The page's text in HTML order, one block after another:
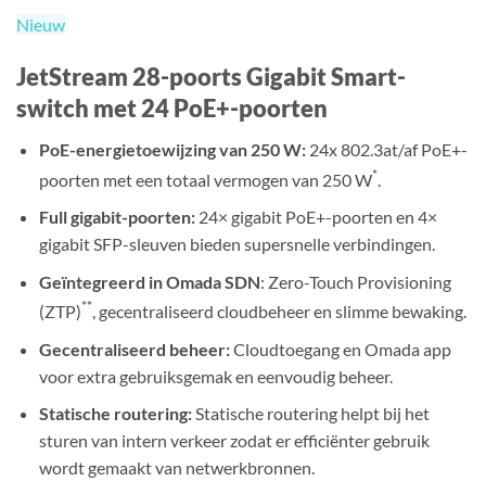
Nieuw
JetStream 28-poorts Gigabit Smart-
switch met 24 PoE+-poorten
PoE-energietoewijzing van 250 W:24x 802.3at/af PoE+-
poorten met een totaal vermogen van 250 W*.
Full gigabit-poorten:24× gigabit PoE+-poorten en 4×
gigabit SFP-sleuven bieden supersnelle verbindingen.
Geïntegreerd in Omada SDN: Zero-Touch Provisioning
(ZTP)**, gecentraliseerd cloudbeheer en slimme bewaking.
Gecentraliseerd beheer:Cloudtoegang en Omada app
voor extra gebruiksgemak en eenvoudig beheer.
Statische routering:Statische routering helpt bij het
sturen van intern verkeer zodat er efficiënter gebruik
wordt gemaakt van netwerkbronnen.